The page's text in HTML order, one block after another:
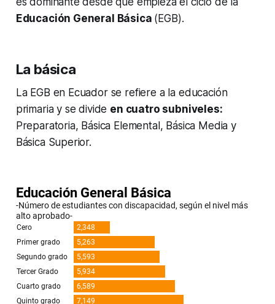
Educación General Básica (EGB).
La básica
La EGB en Ecuador se refiere a la educación
primaria y se divide en cuatro subniveles:
Preparatoria, Básica Elemental, Básica Media y
Básica Superior.